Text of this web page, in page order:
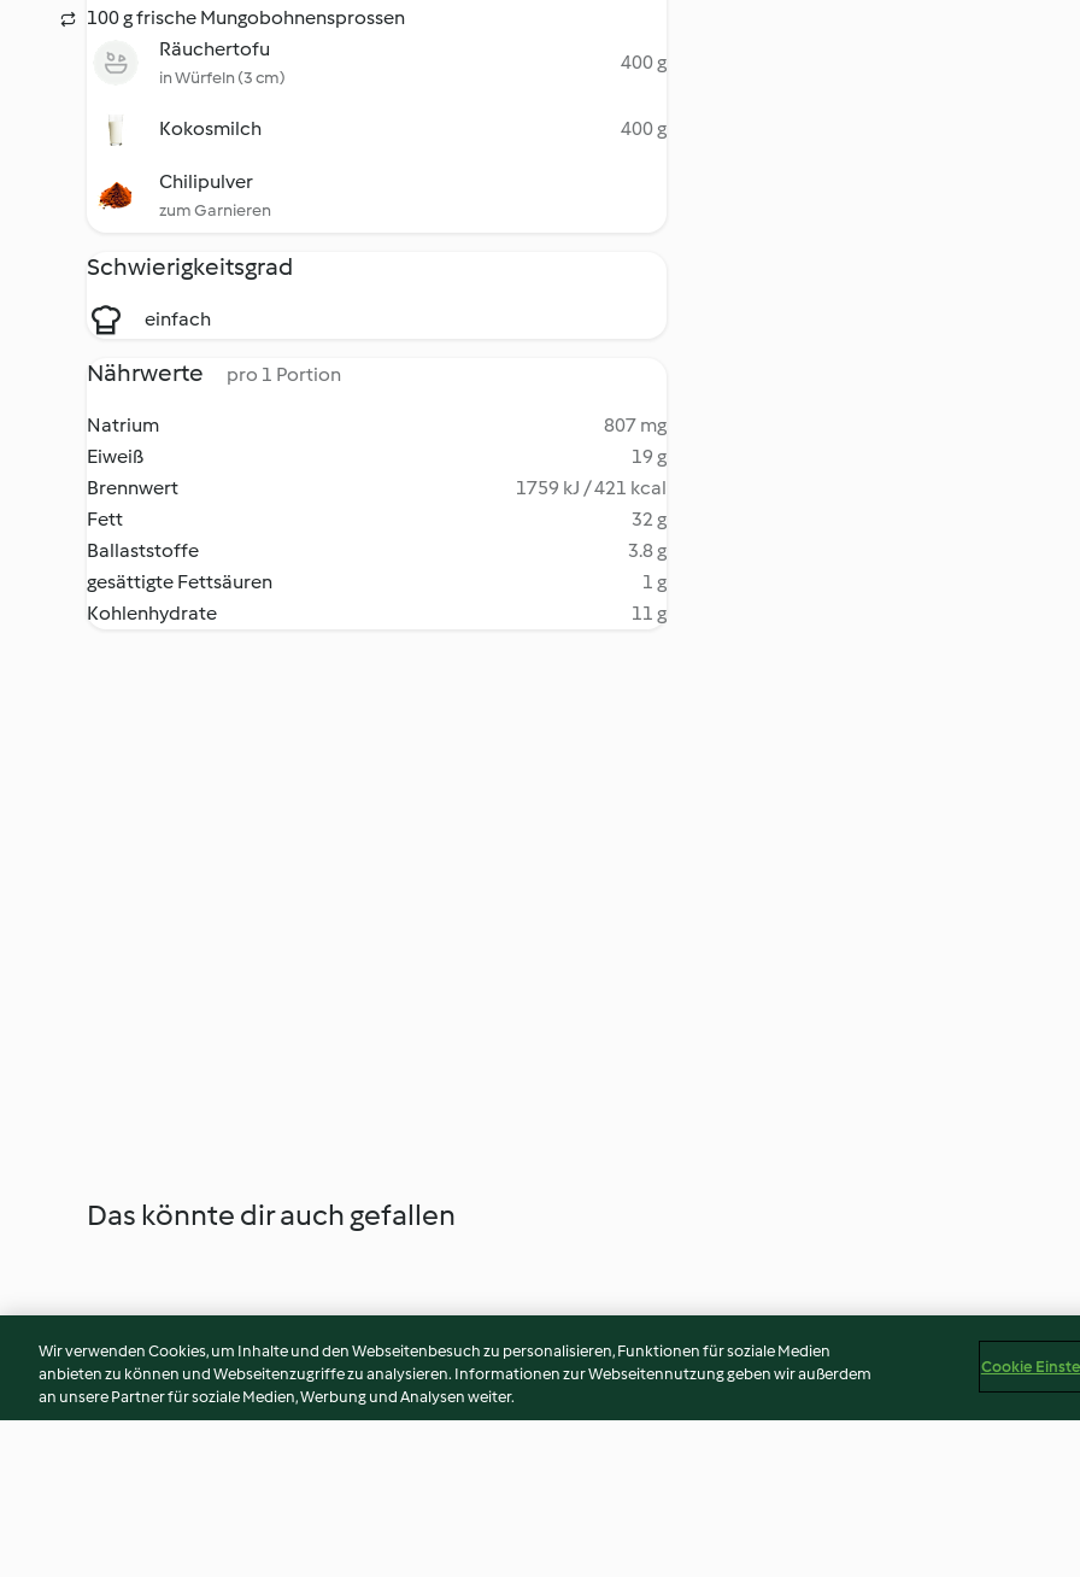
100 g frische Mungobohnensprossen
Räuchertofu
in Würfeln (3 cm)
400 g
Kokosmilch 400 g
Chilipulver
zum Garnieren
Schwierigkeitsgrad
einfach
Nährwerte pro 1 Portion
Natrium
807 mg
Eiweiß
19 g
Brennwert
1759 kJ / 421 kcal
Fett
32 g
Ballaststoffe
3.8 g
gesättigte Fettsäuren
1 g
Kohlenhydrate
11 g
Das könnte dir auch gefallen
Wir verwenden Cookies, um Inhalte und den Webseitenbesuch zu personalisieren, Funktionen für soziale Medien
anbieten zu können und Webseitenzugriffe zu analysieren. Informationen zur Webseitennutzung geben wir außerdem
an unsere Partner für soziale Medien, Werbung und Analysen weiter.
Cookie